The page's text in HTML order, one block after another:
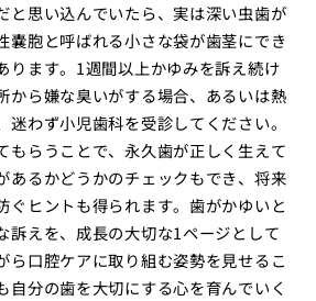
と思い込んでいたら、実は深い虫歯が
嚢胞と呼ばれる小さな袋が歯茎にでき
ります。1週間以上かゆみを訴え続け
から嫌な臭いがする場合、あるいは熱
迷わず小児歯科を受診してください。
もらうことで、永久歯が正しく生えて
あるかどうかのチェックもでき、将来
ぐヒントも得られます。歯がかゆいと
訴えを、成長の大切な1ページとして
ら口腔ケアに取り組む姿勢を見せるこ
自分の歯を大切にする心を育んでいく